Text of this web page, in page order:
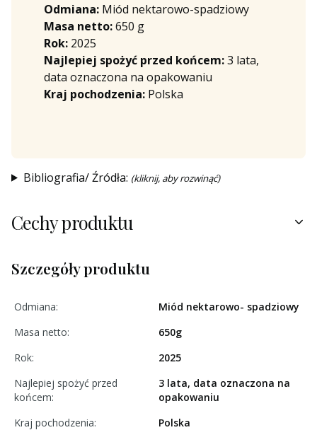
Odmiana: Miód nektarowo-spadziowy
Masa netto:650 g
Rok: 2025
Najlepiej spożyć przed końcem:3 lata,
data oznaczona na opakowaniu
Kraj pochodzenia: Polska
Bibliografia/ Źródła: (kliknij, aby rozwinąć)
Cechy produktu
Szczegóły produktu
Odmiana:
Miód nektarowo- spadziowy
Masa netto:
650g
Rok:
2025
Najlepiej spożyć przed
końcem:
3 lata, data oznaczona na
opakowaniu
Kraj pochodzenia:
Polska